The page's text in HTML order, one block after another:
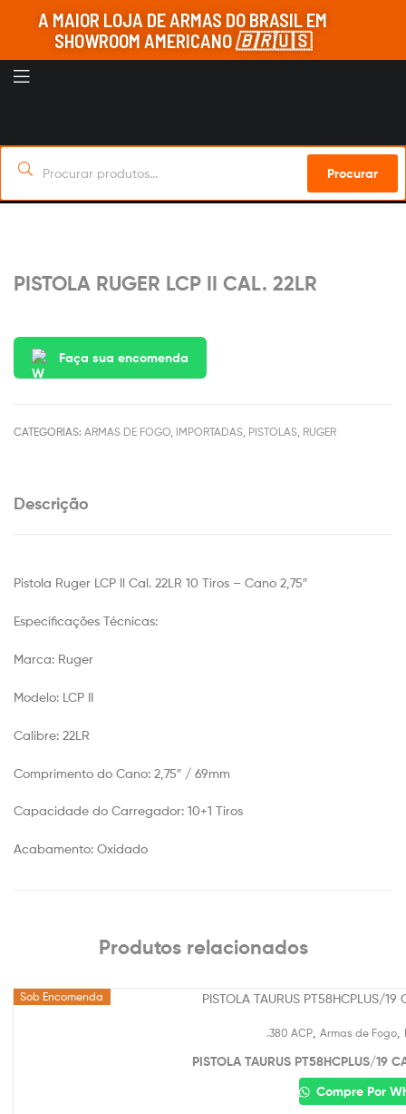
A MAIOR LOJA DE ARMAS DO BRASIL EM
SHOWROOM AMERICANO🇧🇷🇺🇸
Procurar
PISTOLA RUGER LCP II CAL. 22LR
Faça sua encomenda
CATEGORIAS: ARMAS DE FOGO IMPORTADAS PISTOLAS RUGER
Descrição
Pistola Ruger LCP ll Cal. 22LR 10 Tiros – Cano 2,75″
Especificações Técnicas:
Marca: Ruger
Modelo: LCP II
Calibre: 22LR
Comprimento do Cano: 2,75″ / 69mm
Capacidade do Carregador: 10+1 Tiros
Acabamento: Oxidado
Produtos relacionados
Sob Encomenda
.380 ACP Armas de Fogo
PISTOLA TAURUS PT58HCPLUS/19
Compre Por